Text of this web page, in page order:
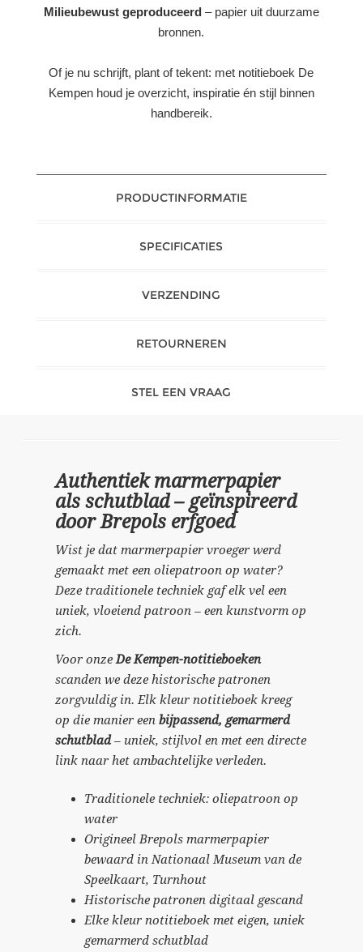
Milieubewust geproduceerd– papier uit duurzame
bronnen.
Of je nu schrijft, plant of tekent: met notitieboek De
Kempen houd je overzicht, inspiratie én stijl binnen
handbereik.
PRODUCTINFORMATIE
SPECIFICATIES
VERZENDING
RETOURNEREN
STEL EEN VRAAG
Authentiek marmerpapier
als schutblad – geïnspireerd
door Brepols erfgoed
Wist je dat marmerpapier vroeger werd
gemaakt met een oliepatroon op water?
Deze traditionele techniek gaf elk vel een
uniek, vloeiend patroon – een kunstvorm op
zich.
Voor onzeDe Kempen-notitieboeken
scanden we deze historische patronen
zorgvuldig in. Elk kleur notitieboek kreeg
op die manier eenbijpassend, gemarmerd
schutblad– uniek, stijlvol en met een directe
link naar het ambachtelijke verleden.
Traditionele techniek: oliepatroon op
water
Origineel Brepols marmerpapier
bewaard in Nationaal Museum van de
Speelkaart, Turnhout
Historische patronen digitaal gescand
Elke kleur notitieboek met eigen, uniek
gemarmerd schutblad